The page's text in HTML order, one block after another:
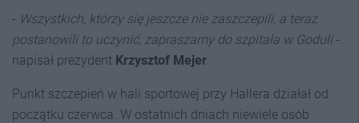
- Wszystkich, którzy się jeszcze nie zaszczepili, a teraz
postanowili to uczynić, zapraszamy do szpitala w Goduli-
napisał prezydent Krzysztof Mejer
Punkt szczepień w hali sportowej przy Hallera działał od
początku czerwca. W ostatnich dniach niewiele osób